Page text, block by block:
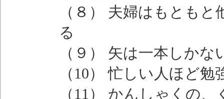
（８） 夫婦はもとも
る
（９） 矢は一本しか
（10） 忙しい人ほど
（11） かんしゃくの